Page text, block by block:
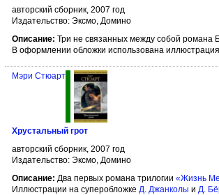
авторский сборник, 2007 год
Издательство: Эксмо, Домино
Описание: Три не связанных между собой романа
В оформлении обложки использована
Мэри Стюарт
Хрустальный грот
авторский сборник, 2007 год
Издательство: Эксмо, Домино
Описание: Два первых романа трилогии «Жизнь
Иллюстрации на суперобложке Д. Джанколы и Д.